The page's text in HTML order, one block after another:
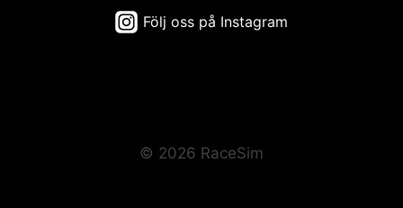
Följ oss på Instagram
© 2026 RaceSim